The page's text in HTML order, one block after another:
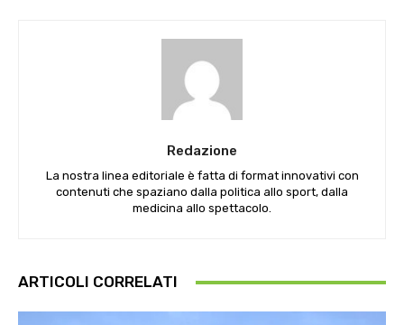
Redazione
La nostra linea editoriale è fatta di format innovativi con
contenuti che spaziano dalla politica allo sport, dalla
medicina allo spettacolo.
ARTICOLI CORRELATI